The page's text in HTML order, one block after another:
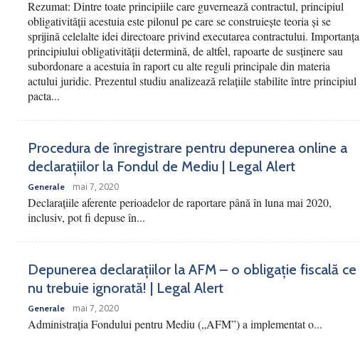
Rezumat: Dintre toate principiile care guvernează contractul, principiul
obligativității acestuia este pilonul pe care se construiește teoria și se
sprijină celelalte idei directoare privind executarea contractului. Importanța
principiului obligativității determină, de altfel, rapoarte de susținere sau
subordonare a acestuia în raport cu alte reguli principale din materia
actului juridic. Prezentul studiu analizează relațiile stabilite între principiul
pacta...
Procedura de înregistrare pentru depunerea online a
declarațiilor la Fondul de Mediu | Legal Alert
Generale mai 7, 2020
Declarațiile aferente perioadelor de raportare până în luna mai 2020,
inclusiv, pot fi depuse în...
Depunerea declarațiilor la AFM – o obligație fiscală ce
nu trebuie ignorată! | Legal Alert
Generale mai 7, 2020
Administrația Fondului pentru Mediu („AFM”) a implementat o...